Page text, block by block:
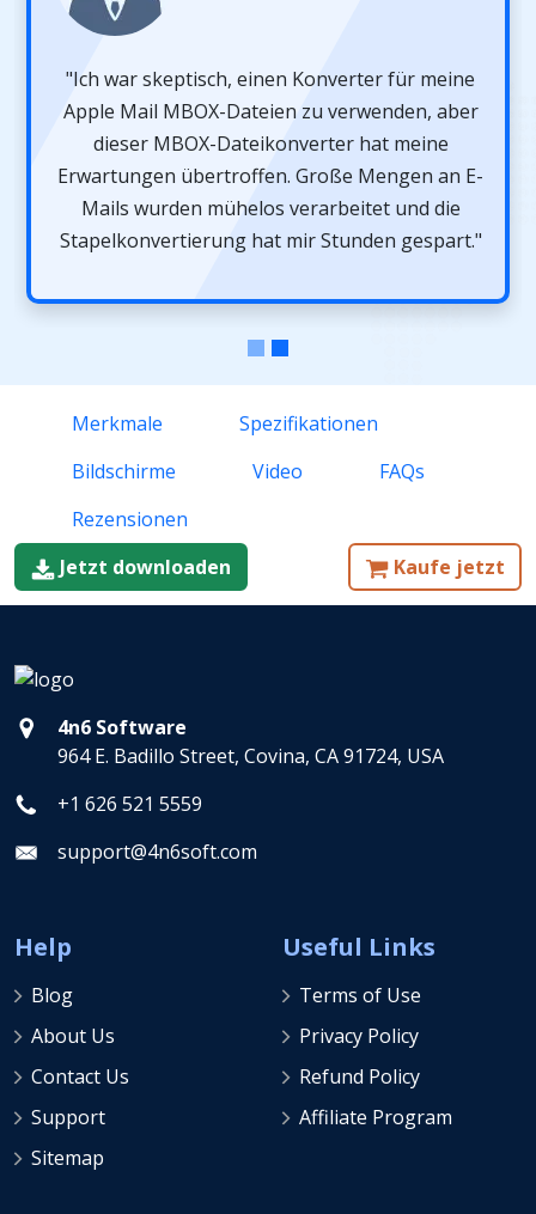
"Ich war skeptisch, einen Konverter für meine
Apple Mail MBOX-Dateien zu verwenden, aber
dieser MBOX-Dateikonverter hat meine
Erwartungen übertroffen. Große Mengen an E-
Mails wurden mühelos verarbeitet und die
Stapelkonvertierung hat mir Stunden gespart."
Merkmale
Spezifikationen
Bildschirme
Video
FAQs
Rezensionen
Jetzt downloaden
Kaufe jetzt
4n6 Software
964 E. Badillo Street, Covina, CA 91724, USA
+1 626 521 5559
support@4n6soft.com
Help
Blog
About Us
Contact Us
Support
Sitemap
Useful Links
Terms of Use
Privacy Policy
Refund Policy
Affiliate Program